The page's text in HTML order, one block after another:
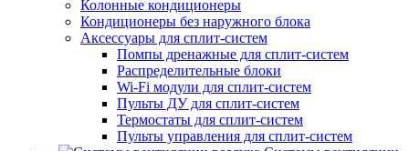
Колонные кондиционеры
Кондиционеры без наружного блока
Аксессуары для сплит-систем
Помпы дренажные для сплит-систем
Распределительные блоки
Wi-Fi модули для сплит-систем
Пульты ДУ для сплит-систем
Термостаты для сплит-систем
Пульты управления для сплит-систем